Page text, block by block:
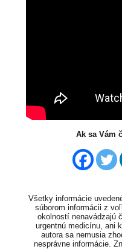
Ak sa Vám
Všetky informácie
súborom informácii z
okolností nenavádzajú
urgentnú medicínu, ani
autora sa nemusia
nesprávne informácie.